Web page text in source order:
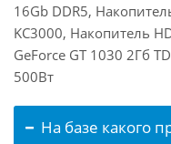
16Gb DDR5,
KC3000, Накопитель
GeForce GT 1030 2Гб
500Вт
На базе какого